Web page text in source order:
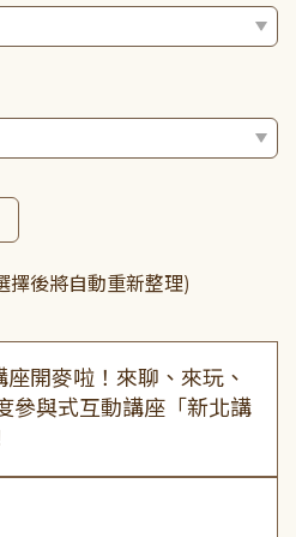
擇後將自動重新整理)
座開麥啦！來聊、來玩、
參與式互動講座「新北講